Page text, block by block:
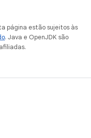
página estão sujeitos às
. Java e OpenJDK são